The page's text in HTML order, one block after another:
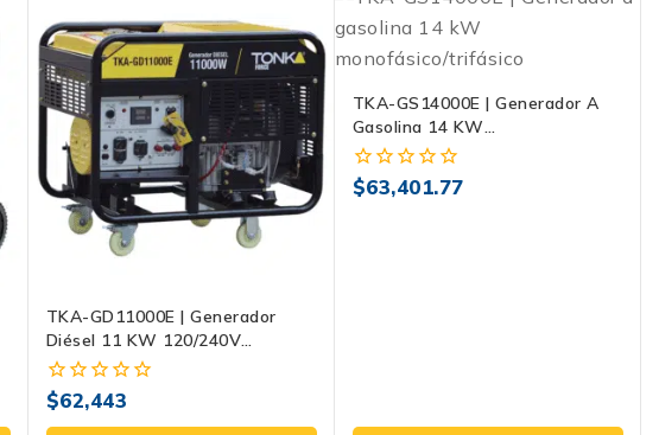
TKA-GD11000E | Generador
Diésel 11 KW 120/240V
Monofásico Con Tanque 70 L Y
Medidor 5 En 1
0
fuera
$62,443
TKA-GS14000E | Generador A
Gasolina 14 KW
Monofásico/trifásico Con Salida
Equitativa Y Tanque De 50 L
0
$63,401.77